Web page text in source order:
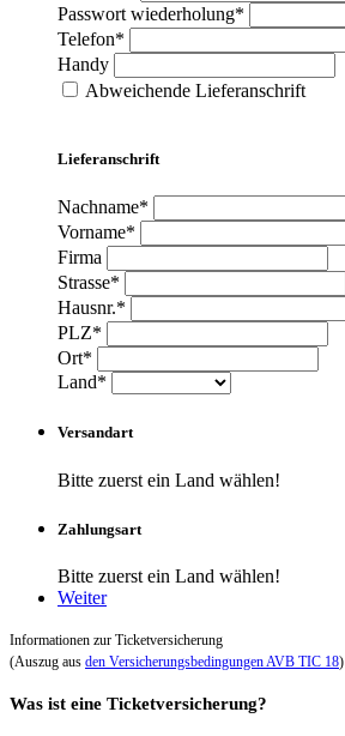
Passwort wiederholung*
Telefon*
Handy
Abweichende Lieferanschrift
Lieferanschrift
Nachname*
Vorname*
Firma
Strasse*
Hausnr.*
PLZ*
Ort*
Land*
Versandart
Bitte zuerst ein Land wählen!
Zahlungsart
Bitte zuerst ein Land wählen!
Weiter
Informationen zur Ticketversicherung
(Auszug aus den Versicherungsbedingungen AVB TIC 18)
Was ist eine Ticketversicherung?